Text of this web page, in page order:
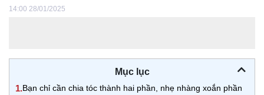
14:00 28/01/2025
Mục lục
1.Bạn chỉ cần chia tóc thành hai phần, nhẹ nhàng xoắn phần